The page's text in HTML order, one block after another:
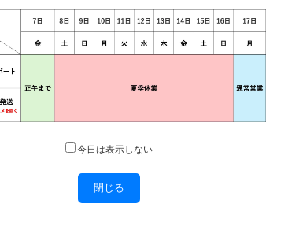
今日は表示しない
閉じる